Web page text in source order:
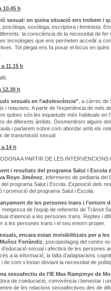
10.45 h
sexual: en quina situació ens trobem i
, psicòloga, sexòloga, escriptora i feminista.
la consciència de la necessitat de
tecnologies que ens permeten accedir a
Tot plegat ens fa posar el focus en
11.15 h
12.30 h
sexuals en l’adolescència” , a càrrec de
i relacions. A partir de l’experiència de més
quines són les inquietuds més habituals en
de diferents àmbits. Desmentirem alguns
i parlarem sobre com abordar amb els
de transmissió sexual.
a 14 h
A PARTIR DE LES INTERVENCIONS
i resultats del programa Salut i Escola
Royo Jiménez , infermeres de pediatria del
programa Salut i Escola. Exposició dels
i promoció del programa Salut i Escola.
de les persones trans i l’entorn
, metgessa de l’equip de referents de Trànsit
d’atenció a les persones trans. Reptes i
a les persones trans i el seu entorn proper.
encara estan invisibilitzats per a
Ferràndiz , psicopedagog del centre
sexual i afectiva de les persones
a la informació, la falta d’adaptacions
i de com s’estan obviant la necessitat de
sexoafectiu de l’IE Mas Rampinyo de
de coeducació, convivència i benestar i
de les relacions sexoafectives des de